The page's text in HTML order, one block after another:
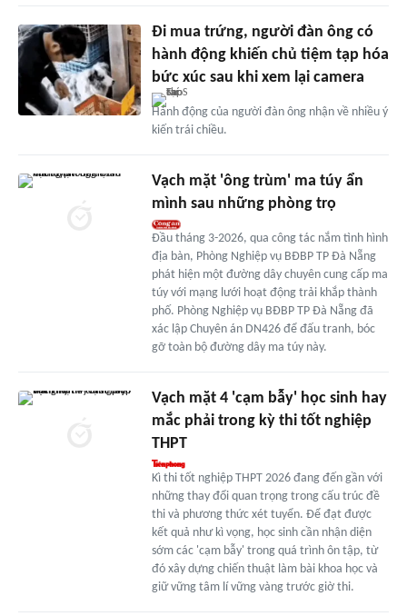
Đi mua trứng, người đàn ông có
hành động khiến chủ tiệm tạp hóa
bức xúc sau khi xem lại camera
Hành động của người đàn ông nhận về nhiều ý
kiến trái chiều.
Vạch mặt 'ông trùm' ma túy ẩn
mình sau những phòng trọ
Đầu tháng 3-2026, qua công tác nắm tình hình
địa bàn, Phòng Nghiệp vụ BĐBP TP Đà Nẵng
phát hiện một đường dây chuyên cung cấp ma
túy với mạng lưới hoạt động trải khắp thành
phố. Phòng Nghiệp vụ BĐBP TP Đà Nẵng đã
xác lập Chuyên án DN426 để đấu tranh, bóc
gỡ toàn bộ đường dây ma túy này.
Vạch mặt 4 'cạm bẫy' học sinh hay
mắc phải trong kỳ thi tốt nghiệp
THPT
Kì thi tốt nghiệp THPT 2026 đang đến gần với
những thay đổi quan trọng trong cấu trúc đề
thi và phương thức xét tuyển. Để đạt được
kết quả như kì vọng, học sinh cần nhận diện
sớm các 'cạm bẫy' trong quá trình ôn tập, từ
đó xây dựng chiến thuật làm bài khoa học và
giữ vững tâm lí vững vàng trước giờ thi.